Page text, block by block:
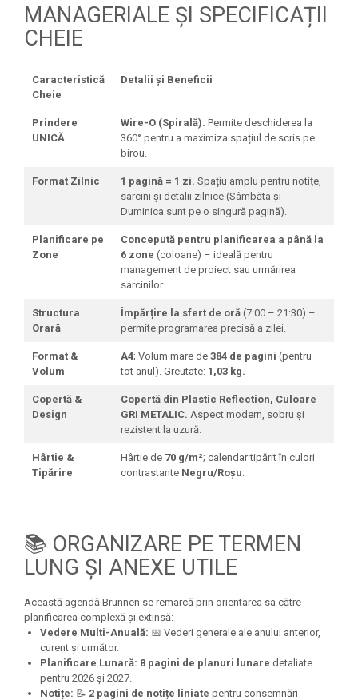
MANAGERIALE ȘI SPECIFICAȚII
CHEIE
Caracteristică
Cheie
Detalii și Beneficii
Prindere
UNICĂ
Wire-O (Spirală). Permite deschiderea la
360° pentru a maximiza spațiul de scris pe
birou.
Format Zilnic 1 pagină = 1 zi. Spațiu amplu pentru notițe,
sarcini și detalii zilnice (Sâmbăta și
Duminica sunt pe o singură pagină).
Planificare pe
Zone
Concepută pentru planificarea a până la
6 zone (coloane) – ideală pentru
management de proiect sau urmărirea
sarcinilor.
Structura
Orară
Împărțire la sfert de oră (7:00 – 21:30) –
permite programarea precisă a zilei.
Format &
Volum
A4; Volum mare de 384 de pagini (pentru
tot anul). Greutate: 1,03 kg.
Copertă &
Design
Copertă din Plastic Reflection, Culoare
GRI METALIC. Aspect modern, sobru și
rezistent la uzură.
Hârtie &
Tipărire
Hârtie de 70 g/m²; calendar tipărit în culori
contrastante Negru/Roșu
📚 ORGANIZARE PE TERMEN
LUNG ȘI ANEXE UTILE
Această agendă Brunnen se remarcă prin orientarea sa către
planificarea complexă și extinsă:
Vedere Multi-Anuală: 📅 Vederi generale ale anului anterior,
curent și următor.
Planificare Lunară: 8 pagini de planuri lunare detaliate
pentru 2026 și 2027.
Notițe: 📝 2 pagini de notițe liniate pentru consemnări